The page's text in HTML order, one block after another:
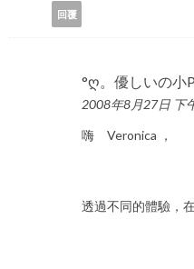
回覆
°ღ。優しいの小
2008年8月27日 下
嗨 Veronica ，
透過不同的體驗，